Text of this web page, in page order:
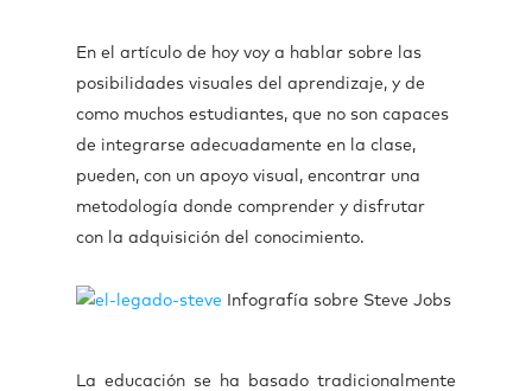
En el artículo de hoy voy a hablar sobre las
posibilidades visuales del aprendizaje, y de
como muchos estudiantes, que no son capaces
de integrarse adecuadamente en la clase,
pueden, con un apoyo visual, encontrar una
metodología donde comprender y disfrutar
con la adquisición del conocimiento.
Infografía sobre Steve Jobs
La educación se ha basado tradicionalmente